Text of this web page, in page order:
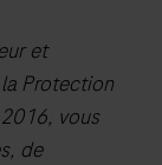
et
Protection
vous
de